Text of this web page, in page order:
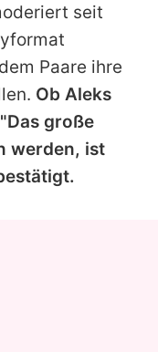
seit
Paare ihre
Ob Aleks
Das große
werden, ist